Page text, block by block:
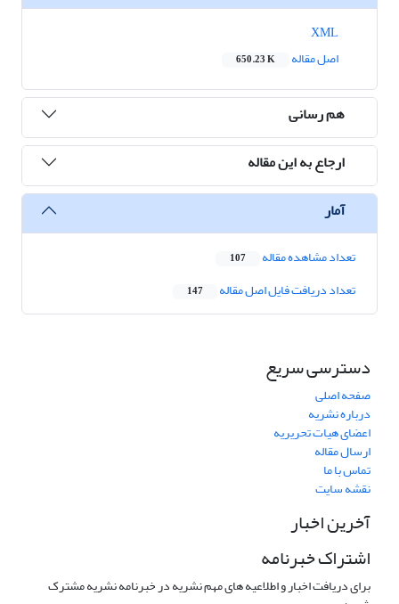
اصل مقاله
650.23 K
هم رسانی
ارجاع به این مقاله
آمار
تعداد مشاهده مقاله 107
تعداد دریافت فایل اصل مقاله 147
دسترسی سریع
صفحه اصلی
درباره نشریه
اعضای هیات تحریریه
ارسال مقاله
تماس با ما
نقشه سایت
آخرین اخبار
اشتراک خبرنامه
برای دریافت اخبار و اطلاعیه های مهم نشریه در خبرنامه نشریه مشترک